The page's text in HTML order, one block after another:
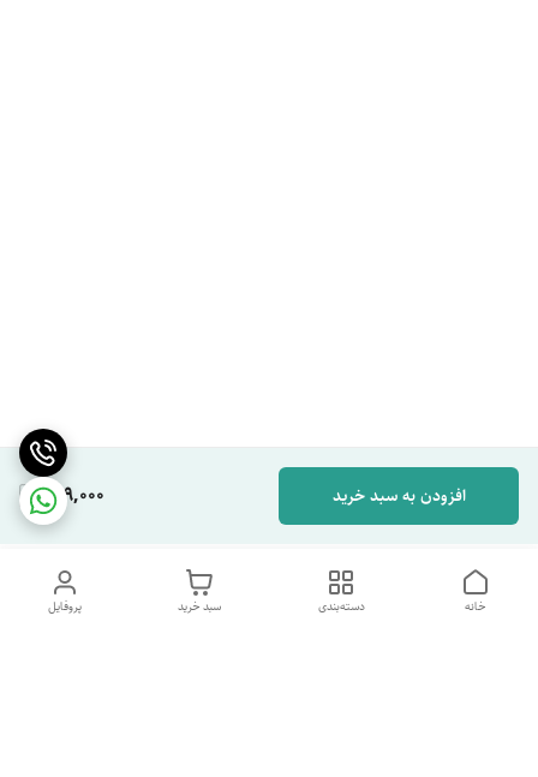
649,000 افزودن به سبد خرید
پروفایل سبد خرید دسته‌بندی خانه